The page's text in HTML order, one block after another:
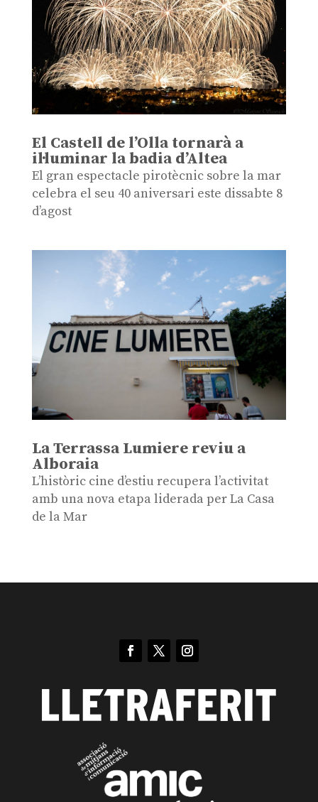
El Castell de l’Olla tornarà a
il·luminar la badia d’Altea
El gran espectacle pirotècnic sobre la mar
celebra el seu 40 aniversari este dissabte 8
d’agost
La Terrassa Lumiere reviu a
Alboraia
L’històric cine d’estiu recupera l’activitat
amb una nova etapa liderada per La Casa
de la Mar